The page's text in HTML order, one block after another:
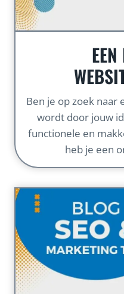
Ben je op zoek naar
wordt door jouw
functionele en
heb je een